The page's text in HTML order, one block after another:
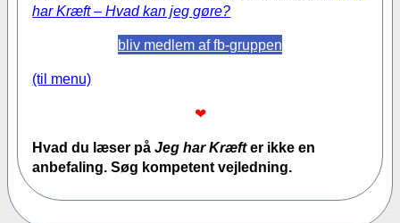
har Kræft – Hvad kan jeg gøre?
bliv medlem af fb-gruppen
(til menu)
❤
Hvad du læser påJeg har Kræfter ikke en
anbefaling. Søg kompetent vejledning.